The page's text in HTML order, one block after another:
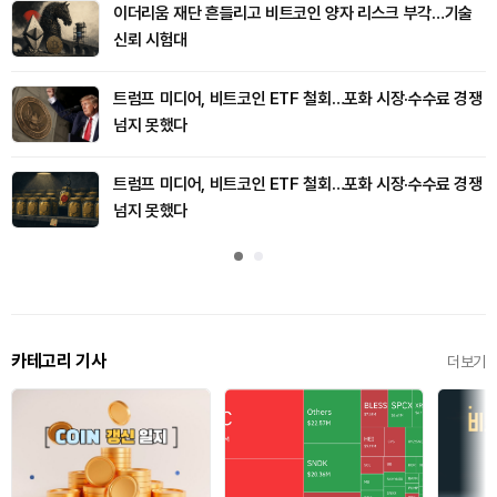
이더리움 재단 흔들리고 비트코인 양자 리스크 부각…기술
신뢰 시험대
트럼프 미디어, 비트코인 ETF 철회…포화 시장·수수료 경쟁
넘지 못했다
트럼프 미디어, 비트코인 ETF 철회…포화 시장·수수료 경쟁
넘지 못했다
카테고리 기사 더보기